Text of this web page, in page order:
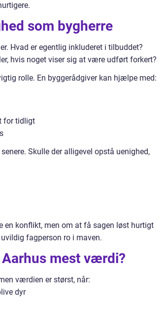
som bygherre
Hvad er egentlig inkluderet i tilbuddet?
hvis noget viser sig at være udført forkert?
rolle. En byggerådgiver kan hjælpe med:
for tidligt
Skulle der alligevel opstå uenighed,
en konflikt, men om at få sagen løst hurtigt
fagperson ro i maven.
mest værdi?
værdien er størst, når:
dyr